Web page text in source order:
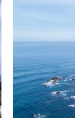
八方は獲れたて